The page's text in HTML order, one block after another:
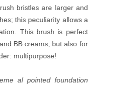
bristles are larger and
; this peculiarity allows a
This brush is perfect
BB creams; but also for
multipurpose!
al pointed foundation